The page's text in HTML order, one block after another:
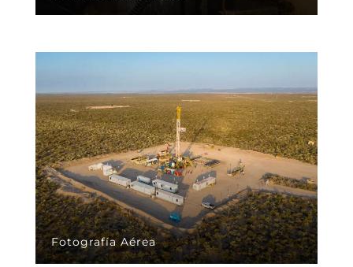
Fotografía Aérea